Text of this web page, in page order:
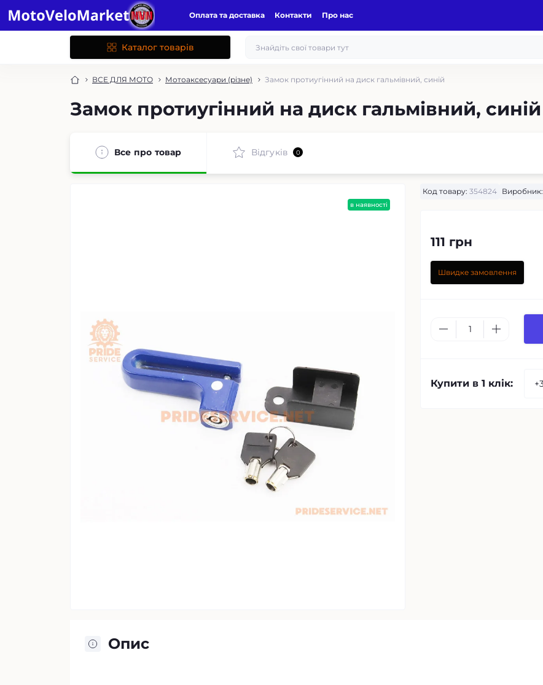
Оплата та доставка Контакти Про нас
Каталог товарів
ВСЕ ДЛЯ МОТО Мотоаксесуари (різне) Замок протиугінний на диск гальмівний, синій
Замок протиугінний на диск гальмівний, синій
Все про товар Відгуків 0
в наявності
Код товару: 354824 Виробник:
111 грн
Швидке замовлення
Купити в 1 клік:
Опис